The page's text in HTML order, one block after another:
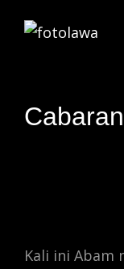
Kali ini Abam